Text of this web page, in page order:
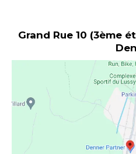
Grand Rue 10 (3ème